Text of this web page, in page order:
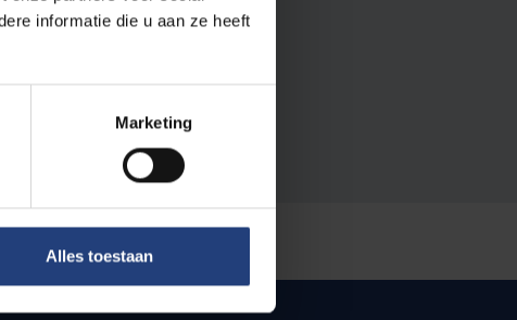
informatie die u aan ze heeft
Marketing
Alles toestaan